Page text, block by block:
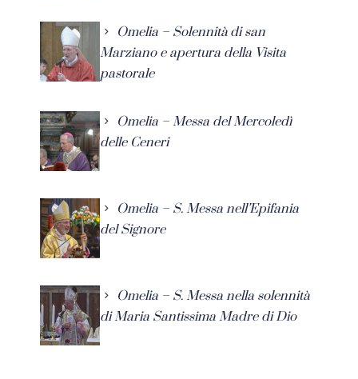
Omelia – Solennità di san
Marziano e apertura della Visita
pastorale
Omelia – Messa del Mercoledì
delle Ceneri
Omelia – S. Messa nell’Epifania
del Signore
Omelia – S. Messa nella solennità
di Maria Santissima Madre di Dio